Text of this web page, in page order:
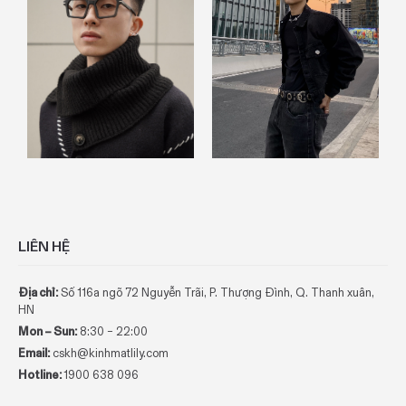
Previous
LIÊN HỆ
Địa chỉ: Số 116a ngõ 72 Nguyễn Trãi, P. Thượng Đình, Q. Thanh xuân,
HN
Mon – Sun: 8:30 – 22:00
Email: cskh@kinhmatlily.com
Hotline:1900 638 096